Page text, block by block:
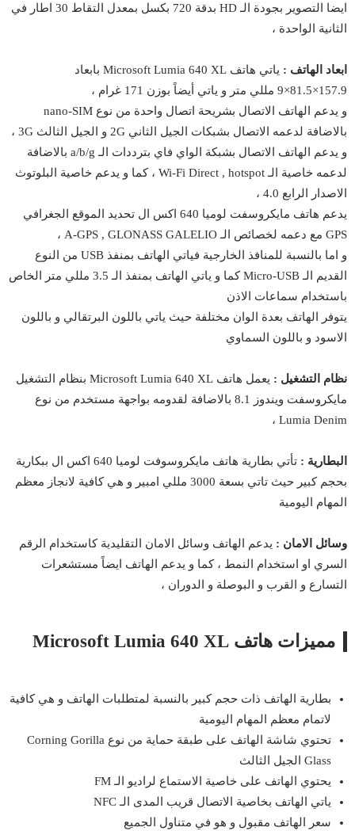
ايضا التصوير بجودة الـ HD بدقة 720 بكسل بمعدل التقاط 30 اطار في
الثانية الواحدة ،
ابعاد الهاتف :
ياتي هاتف Microsoft Lumia 640 XL بابعاد
157.9×81.5×9 مللي متر و ياتي أيضاً بوزن 171 غرام ،
و يدعم الهاتف الاتصال بشريحة اتصال واحدة من نوع nano-SIM
بالاضافة لدعمه الاتصال بشبكات الجيل الثاني 2G و الجيل الثالث 3G ،
و يدعم الهاتف الاتصال بشبكة الواي فاي بترددات الـ a/b/g بالاضافة
لدعمه خاصية الـ Wi-Fi Direct , hotspot ، كما و يدعم خاصية البلوتوث
الاصدار الرابع 4.0 ،
يدعم هاتف مايكروسفت لوميا 640 اكس ال تحديد الموقع الجغرافي
GPS مع دعمه لخصائص الـ A-GPS , GLONASS GALELIO ،
و اما بالنسبة للمنافذ الخارجية فياتي الهاتف بمنفذ USB من النوع
القديم الـ Micro-USB كما و ياتي الهاتف بمنفذ الـ 3.5 مللي متر الخاص
باستخدام سماعات الاذن
يتوفر الهاتف بعدة الوان مختلفة حيث ياتي باللون البرتقالي و باللون
الاسود و باللون السماوي
نظام التشغيل :
يعمل هاتف Microsoft Lumia 640 XL بنظام التشغيل
مايكروسفت ويندوز 8.1 بالاضافة لقدومه بواجهة مستخدم من نوع
Lumia Denim ،
البطارية :
تأتي بطارية هاتف مايكروسوفت لوميا 640 اكس ال ببكارية
بحجم كبير حيث تاتي بسعة 3000 مللي امبير و هي كافية لانجاز معظم
المهام اليومية
وسائل الامان : يدعم الهاتف وسائل الامان التقليدية كاستخدام الرقم
السري او استخدام النمط ، كما و يدعم الهاتف ايضاً مستشعرات
التسارع و القرب و البوصلة و الدوران ،
مميزات هاتف Microsoft Lumia 640 XL
بطارية الهاتف ذات حجم كبير بالنسبة لمتطلبات الهاتف و هي كافية
لاتمام معظم المهام اليومية
تحتوي شاشة الهاتف على طبقة حماية من نوع Corning Gorilla
Glass الجيل الثالث
يحتوي الهاتف على خاصية الاستماع لراديو الـ FM
ياتي الهاتف بخاصية الاتصال قريب المدى الـ NFC
سعر الهاتف مقبول و هو في متناول الجميع